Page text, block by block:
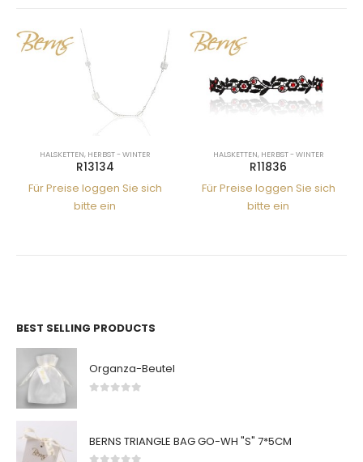
HALSKETTEN, HERBST - WINTER
R13134
Für Preise loggen Sie sich
bitte ein
HALSKETTEN, HERBST - WINTER
R11836
Für Preise loggen Sie sich
bitte ein
BEST SELLING PRODUCTS
Organza-Beutel
BERNS TRIANGLE BAG GO-WH "S" 7*5CM